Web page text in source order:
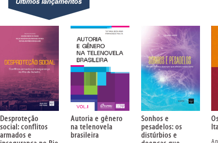
Desproteção
social: conflitos
armados e
Autoria e gênero
na telenovela
brasileira
Sonhos e
pesadelos: os
distúrbios e